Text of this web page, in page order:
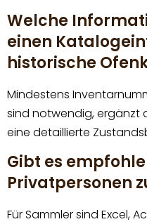
Welche
einen
historische
Mindestens
sind notwendig, ergänzt
eine detaillierte
Gibt es
Privatpersonen
Für Sammler sind Excel,